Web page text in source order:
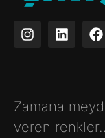
Zamana
veren